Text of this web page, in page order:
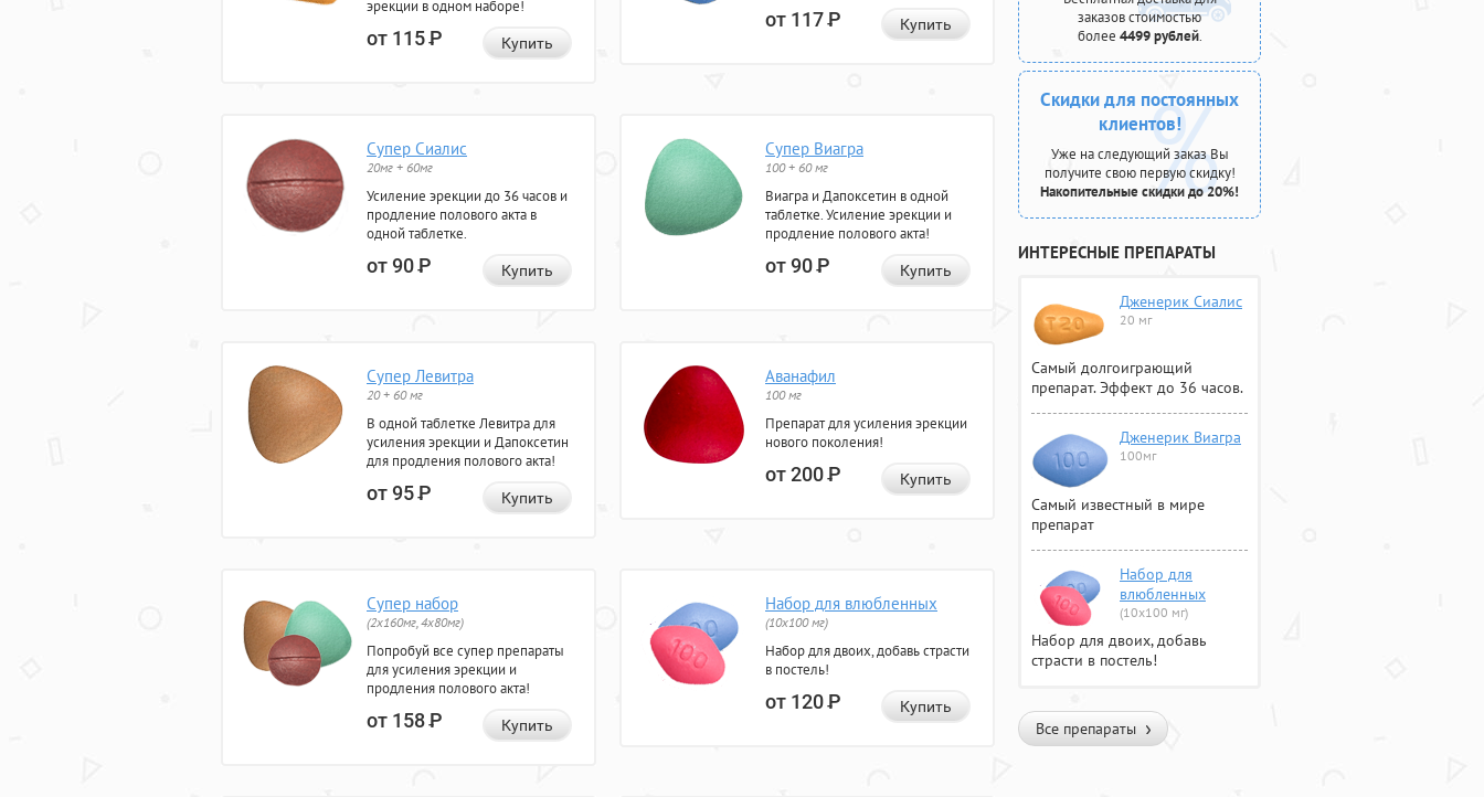
эрекции в одном наборе!
от 115Р Купить
от 117Р Купить
Супер Сиалис
20мг + 60мг
Усиление эрекции до 36 часов и
продление полового акта в
одной таблетке.
от 90Р Купить
Супер Виагра
100 + 60 мг
Виагра и Дапоксетин в одной
таблетке. Усиление эрекции и
продление полового акта!
от 90Р Купить
Супер Левитра
20 + 60 мг
В одной таблетке Левитра для
усиления эрекции и Дапоксетин
для продления полового акта!
от 95Р Купить
Аванафил
100 мг
Препарат для усиления эрекции
нового поколения!
от 200Р Купить
Супер набор
(2х160мг, 4х80мг)
Попробуй все супер препараты
для усиления эрекции и
продления полового акта!
от 158Р Купить
Набор для влюбленных
(10х100 мг)
Набор для двоих, добавь страсти
в постель!
от 120Р Купить
заказов стоимостью
более 4499 рублей.
Скидки для постоянных
клиентов!
Уже на следующий заказ Вы
получите свою первую скидку!
Накопительные скидки до 20%!
ИНТЕРЕСНЫЕ ПРЕПАРАТЫ
Дженерик Сиалис
20 мг
Самый долгоиграющий
препарат. Эффект до 36 часов.
Дженерик Виагра
100мг
Самый известный в мире
препарат
Набор для
влюбленных
(10х100 мг)
Набор для двоих, добавь
страсти в постель!
Все препараты